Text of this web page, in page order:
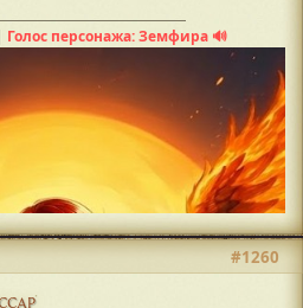
Голос персонажа: Земфира 🔊
#1260